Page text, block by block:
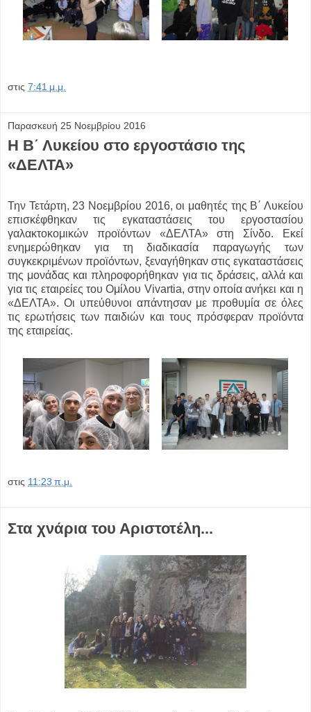
στις 7:41 μ.μ.
Παρασκευή 25 Νοεμβρίου 2016
Η Β΄ Λυκείου στο εργοστάσιο της
«ΔΕΛΤΑ»
Την Τετάρτη, 23 Νοεμβρίου 2016, οι μαθητές της Β΄ Λυκείου
επισκέφθηκαν τις εγκαταστάσεις του εργοστασίου
γαλακτοκομικών προϊόντων «ΔΕΛΤΑ» στη Σίνδο. Εκεί
ενημερώθηκαν για τη διαδικασία παραγωγής των
συγκεκριμένων προϊόντων, ξεναγήθηκαν στις εγκαταστάσεις
της μονάδας και πληροφορήθηκαν για τις δράσεις, αλλά και
για τις εταιρείες του Ομίλου Vivartia, στην οποία ανήκει και η
«ΔΕΛΤΑ». Οι υπεύθυνοι απάντησαν με προθυμία σε όλες
τις ερωτήσεις των παιδιών και τους πρόσφεραν προϊόντα
της εταιρείας.
στις 11:23 π.μ.
Στα χνάρια του Αριστοτέλη...